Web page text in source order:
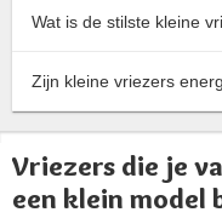
Wat is de stilste kleine
Zijn kleine vriezers
Vriezers die je
een klein model